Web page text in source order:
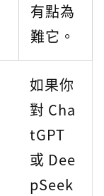
有點為
難它。
如果你
對 Cha
tGPT
或 Dee
pSeek